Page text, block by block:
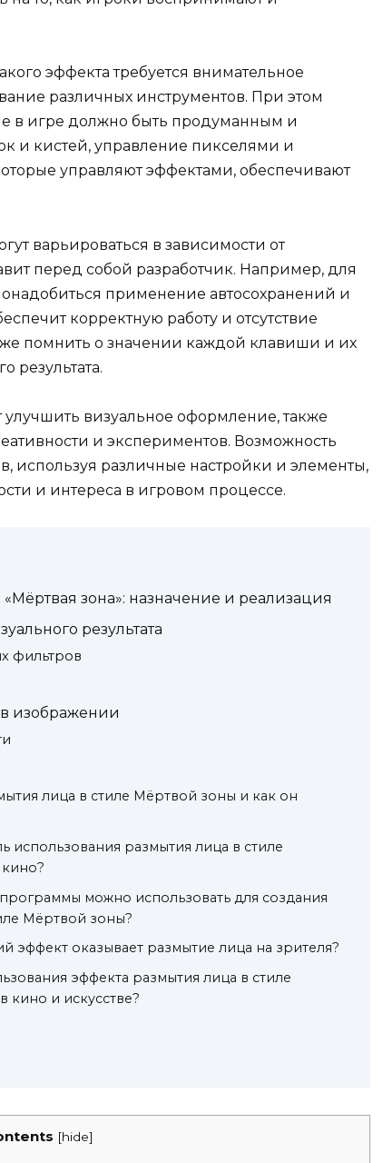
эффекта требуется внимательное
различных инструментов. При этом
в игре должно быть продуманным и
и кистей, управление пикселями и
управляют эффектами, обеспечивают
варьироваться в зависимости от
перед собой разработчик. Например, для
применение автосохранений и
корректную работу и отсутствие
помнить о значении каждой клавиши и их
результата.
улучшить визуальное оформление, также
и экспериментов. Возможность
используя различные настройки и элементы,
и интереса в игровом процессе.
зона»: назначение и реализация
результата
фильтров
изображении
лица в стиле Мёртвой зоны и как он
использования размытия лица в стиле
можно использовать для создания
Мёртвой зоны?
эффект оказывает размытие лица на зрителя?
эффекта размытия лица в стиле
и искусстве?
[hide]